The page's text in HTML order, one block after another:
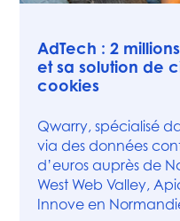
AdTech : 2
et sa solution de
cookies
Qwarry, spécialisé
via des données
d’euros auprès de
West Web Valley,
Innove en